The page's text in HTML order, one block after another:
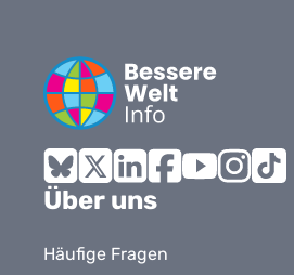
Bluesky
X LinkedInFacebook
Über uns
Häufige Fragen